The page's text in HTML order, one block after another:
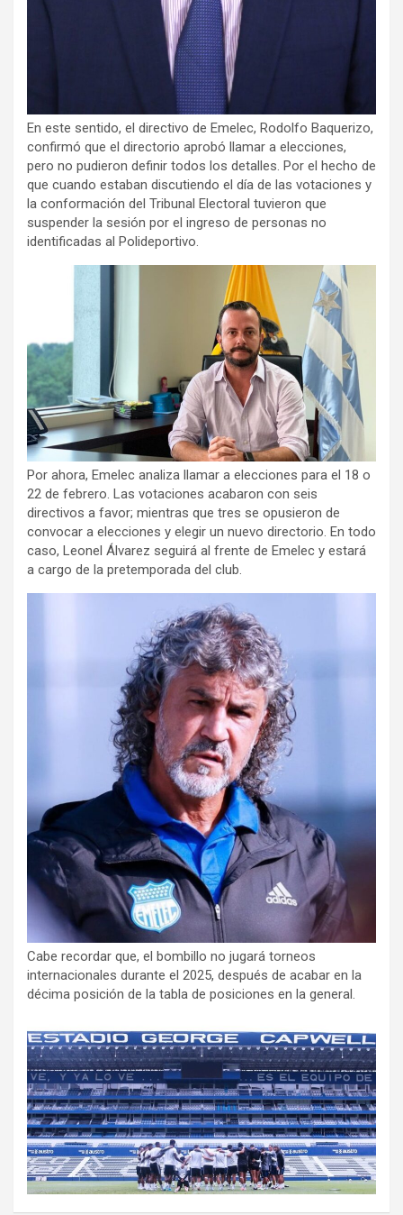
En este sentido, el directivo de Emelec, Rodolfo Baquerizo,
confirmó que el directorio aprobó llamar a elecciones,
pero no pudieron definir todos los detalles. Por el hecho de
que cuando estaban discutiendo el día de las votaciones y
la conformación del Tribunal Electoral tuvieron que
suspender la sesión por el ingreso de personas no
identificadas al Polideportivo.
Por ahora, Emelec analiza llamar a elecciones para el 18 o
22 de febrero. Las votaciones acabaron con seis
directivos a favor; mientras que tres se opusieron de
convocar a elecciones y elegir un nuevo directorio. En todo
caso, Leonel Álvarez seguirá al frente de Emelec y estará
a cargo de la pretemporada del club.
Cabe recordar que, el bombillo no jugará torneos
internacionales durante el 2025, después de acabar en la
décima posición de la tabla de posiciones en la general.